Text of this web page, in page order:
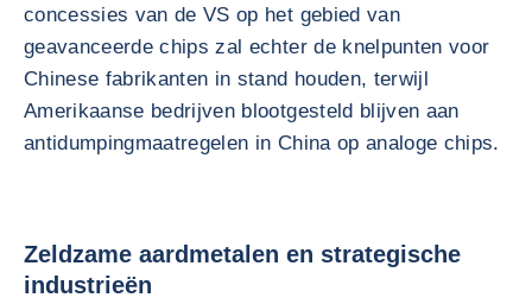
concessies van de VS op het gebied van
geavanceerde chips zal echter de knelpunten voor
Chinese fabrikanten in stand houden, terwijl
Amerikaanse bedrijven blootgesteld blijven aan
antidumpingmaatregelen in China op analoge chips.
Zeldzame aardmetalen en strategische
industrieën